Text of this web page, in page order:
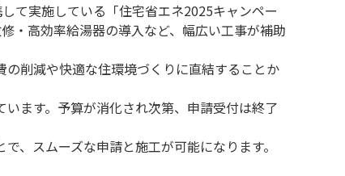
て実施している「住宅省エネ2025キャンペー
・高効率給湯器の導入など、幅広い工事が補助
削減や快適な住環境づくりに直結することか
ます。予算が消化され次第、申請受付は終了
、スムーズな申請と施工が可能になります。